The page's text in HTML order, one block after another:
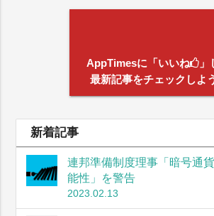
AppTimesに「いいね
」
最新記事をチェックしよ
新着記事
連邦準備制度理事「暗号通
能性」を警告
2023.02.13